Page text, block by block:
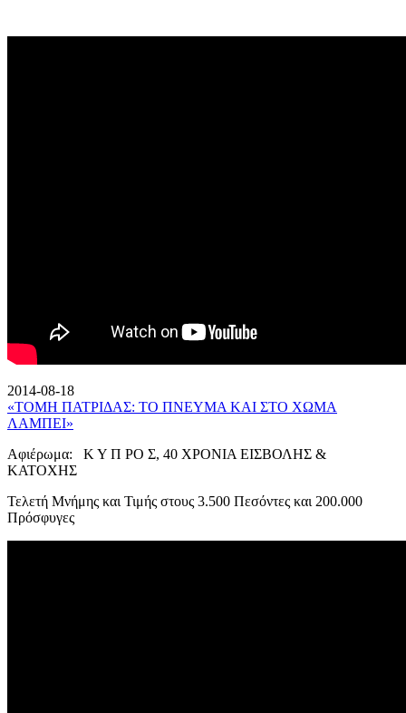
2014-08-18
«ΤΟΜΗ ΠΑΤΡΙΔΑΣ: ΤΟ ΠΝΕΥΜΑ ΚΑΙ ΣΤΟ ΧΩΜΑ
ΛΑΜΠΕΙ»
Αφιέρωμα: Κ Υ Π ΡΟ Σ, 40 ΧΡΟΝΙΑ ΕΙΣΒΟΛΗΣ &
ΚΑΤΟΧΗΣ
Τελετή Μνήμης και Τιμής στους 3.500 Πεσόντες και 200.000
Πρόσφυγες